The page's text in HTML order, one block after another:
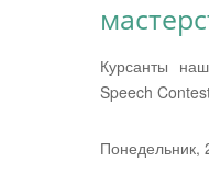
Курсанты
Speech
Понедельник,